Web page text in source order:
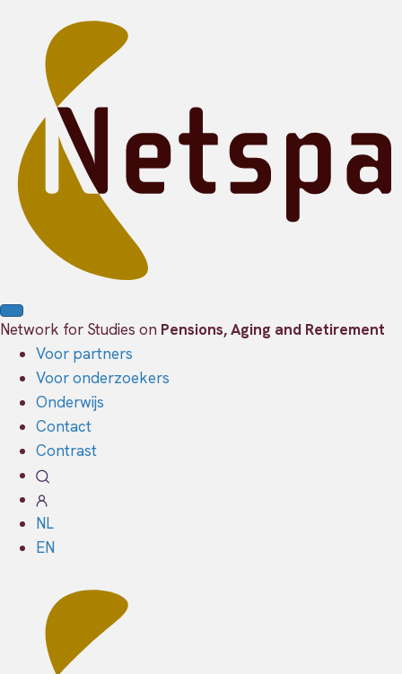
Network for Studies on Pensions, Aging and Retirement
Voor partners
Voor onderzoekers
Onderwijs
Contact
Contrast
NL
EN